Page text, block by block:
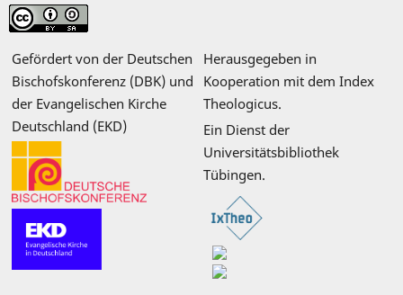
Gefördert von der Deutschen
Bischofskonferenz (DBK) und
der Evangelischen Kirche
Deutschland (EKD)
Herausgegeben in
Kooperation mit dem Index
Theologicus.
Ein Dienst der
Universitätsbibliothek
Tübingen.